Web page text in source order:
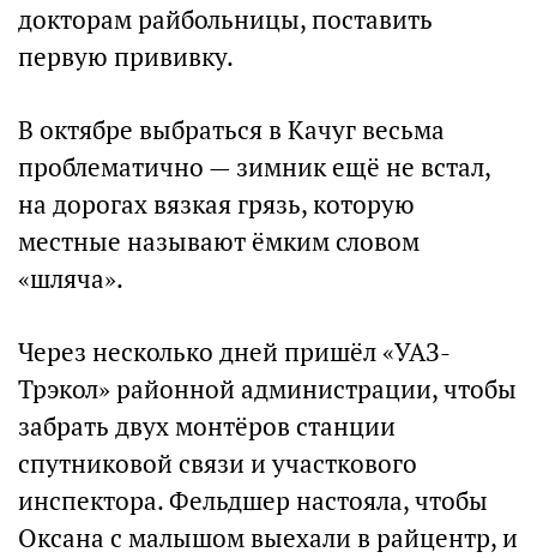
докторам райбольницы, поставить
первую прививку.
В октябре выбраться в Качуг весьма
проблематично — зимник ещё не встал,
на дорогах вязкая грязь, которую
местные называют ёмким словом
«шляча».
Через несколько дней пришёл «УАЗ-
Трэкол» районной администрации, чтобы
забрать двух монтёров станции
спутниковой связи и участкового
инспектора. Фельдшер настояла, чтобы
Оксана с малышом выехали в райцентр, и